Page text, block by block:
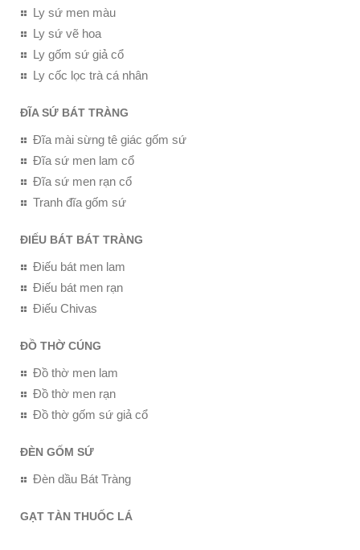
Ly sứ men màu
Ly sứ vẽ hoa
Ly gốm sứ giả cổ
Ly cốc lọc trà cá nhân
ĐĨA SỨ BÁT TRÀNG
Đĩa mài sừng tê giác gốm sứ
Đĩa sứ men lam cổ
Đĩa sứ men rạn cổ
Tranh đĩa gốm sứ
ĐIẾU BÁT BÁT TRÀNG
Điếu bát men lam
Điếu bát men rạn
Điếu Chivas
ĐỒ THỜ CÚNG
Đồ thờ men lam
Đồ thờ men rạn
Đồ thờ gốm sứ giả cổ
ĐÈN GỐM SỨ
Đèn dầu Bát Tràng
GẠT TÀN THUỐC LÁ